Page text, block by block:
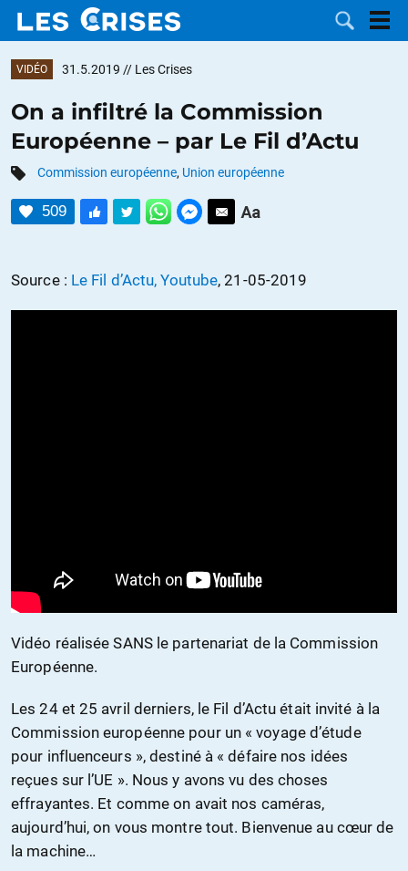
DOSSIERS
CATÉGORIES
VIDÉO 31.5.2019 // Les Crises
On a infiltré la Commission
Européenne – par Le Fil d’Actu
Commission européenne, Union européenne
509
Source : Le Fil d’Actu, Youtube, 21-05-2019
Vidéo réalisée SANS le partenariat de la Commission
Européenne.
Les 24 et 25 avril derniers, le Fil d’Actu était invité à la
Commission européenne pour un « voyage d’étude
pour influenceurs », destiné à « défaire nos idées
reçues sur l’UE ». Nous y avons vu des choses
effrayantes. Et comme on avait nos caméras,
aujourd’hui, on vous montre tout. Bienvenue au cœur de
la machine…